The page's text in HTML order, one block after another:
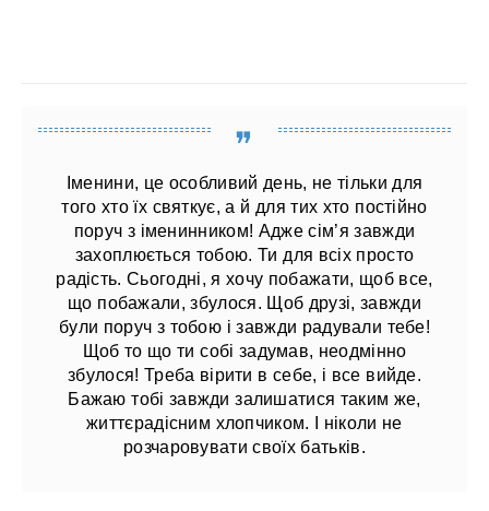
Іменини, це особливий день, не тільки для
того хто їх святкує, а й для тих хто постійно
поруч з іменинником! Адже сім’я завжди
захоплюється тобою. Ти для всіх просто
радість. Сьогодні, я хочу побажати, щоб все,
що побажали, збулося. Щоб друзі, завжди
були поруч з тобою і завжди радували тебе!
Щоб то що ти собі задумав, неодмінно
збулося! Треба вірити в себе, і все вийде.
Бажаю тобі завжди залишатися таким же,
життєрадісним хлопчиком. І ніколи не
розчаровувати своїх батьків.